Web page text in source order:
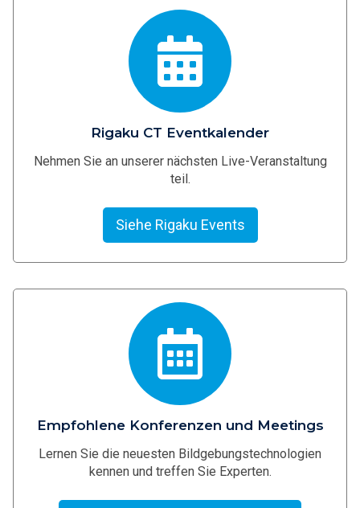
Rigaku CT Eventkalender
Nehmen Sie an unserer nächsten Live-Veranstaltung
teil.
Siehe Rigaku Events
Empfohlene Konferenzen und Meetings
Lernen Sie die neuesten Bildgebungstechnologien
kennen und treffen Sie Experten.